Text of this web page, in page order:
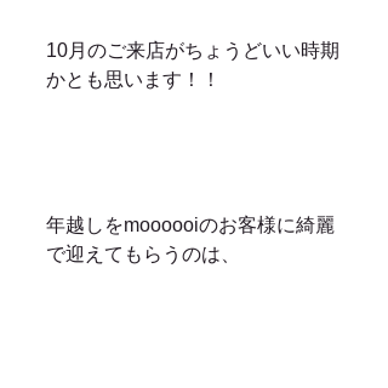
10月のご来店がちょうどいい時期
かとも思います！！
年越しをmoooooiのお客様に綺麗
で迎えてもらうのは、